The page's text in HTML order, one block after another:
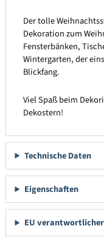
Der tolle
Dekoration zum
Fensterbänken,
Wintergarten, der
Blickfang.
Viel Spaß beim
Dekostern!
Technische Daten
Eigenschaften
EU